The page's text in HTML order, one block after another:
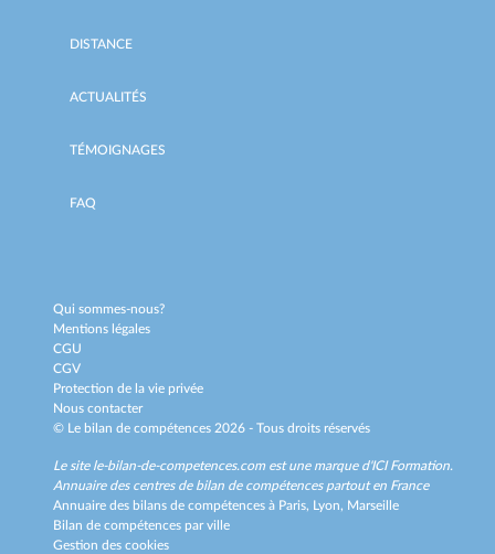
DISTANCE
ACTUALITÉS
TÉMOIGNAGES
FAQ
Qui sommes-nous?
Mentions légales
CGU
CGV
Protection de la vie privée
Nous contacter
© Le bilan de compétences 2026 - Tous droits réservés
Le site le-bilan-de-competences.com est une marque d'ICI Formation.
Annuaire des centres de bilan de compétences partout en France
Annuaire des bilans de compétences à Paris, Lyon, Marseille
Bilan de compétences par ville
Gestion des cookies